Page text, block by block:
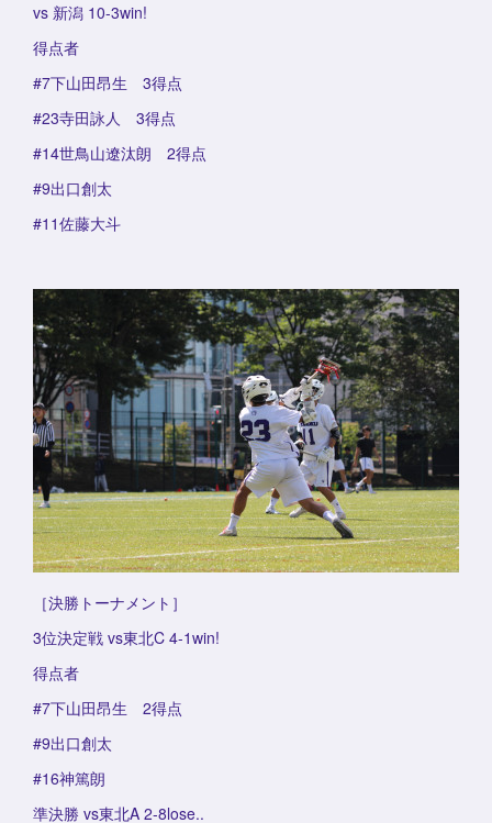
vs 新潟 10-3win!
得点者
#7下山田昂生 3得点
#23寺田詠人 3得点
#14世鳥山遼汰朗 2得点
#9出口創太
#11佐藤大斗
［決勝トーナメント］
3位決定戦 vs東北C 4-1win!
得点者
#7下山田昂生 2得点
#9出口創太
#16神篤朗
準決勝 vs東北A 2-8lose..